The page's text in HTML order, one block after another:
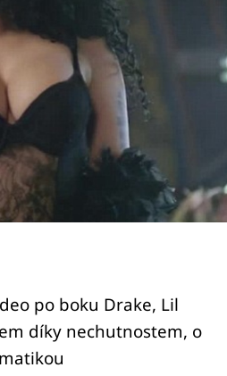
po boku Drake, Lil
díky nechutnostem, o